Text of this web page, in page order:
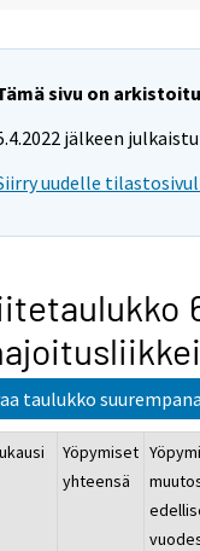
sivu on
jälkeen
uudelle
taulukko suurempana
Yöpymiset
yhteensä